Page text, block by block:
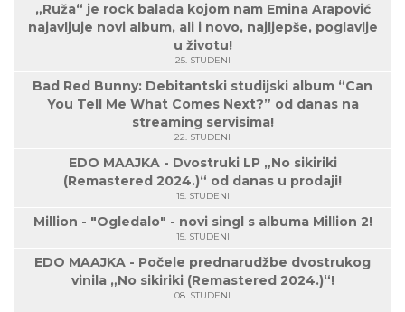
„Ruža“ je rock balada kojom nam Emina Arapović
najavljuje novi album, ali i novo, najljepše, poglavlje
u životu!
25. STUDENI
Bad Red Bunny: Debitantski studijski album “Can
You Tell Me What Comes Next?” od danas na
streaming servisima!
22. STUDENI
EDO MAAJKA - Dvostruki LP „No sikiriki
(Remastered 2024.)“ od danas u prodaji!
15. STUDENI
Million - "Ogledalo" - novi singl s albuma Million 2!
15. STUDENI
EDO MAAJKA - Počele prednarudžbe dvostrukog
vinila „No sikiriki (Remastered 2024.)“!
08. STUDENI